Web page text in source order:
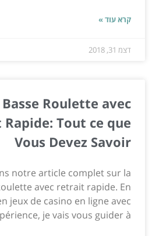
קרא עוד »
דצמ 31, 2018
Roulette avec
Tout ce que
Vous Devez Savoir
notre article complet sur la
avec retrait rapide. En
jeux de casino en ligne avec
je vais vous guider à...